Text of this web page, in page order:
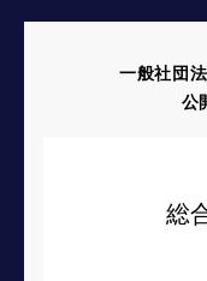
一般社団
公
総